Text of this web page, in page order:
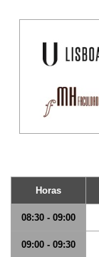
Horas
08:30 - 09:00
09:00 - 09:30